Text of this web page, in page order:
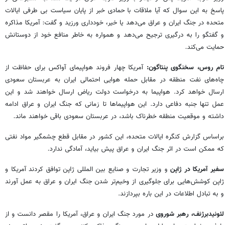
پاسخ به این سوال که آیا ملاقات با حمادی خبر از پایان سیاست بی طرفی ایالات
متحده در جنگ ایران و عراق می‌دهد یا خیر، خودداری ورزید و گفت: آمریکا مذاکره
و گفتگو را به درگیری ترجیح می‌دهد و همواره به خاطر منافع خود از دوستانش
حمایت می‌کند.
تام روس، سخنگوی پنتاگون: آمریکا چهار فروند هواپیمای آواکس برای حفاظت از
چاه‌های نفت منطقه در مقابل حمله هوایی احتمالی ایران به عربستان سعودی
ارسال خواهد کرد. هواپیما به درخواست دولت ریاض ارسال خواهند شد و این
عمل تنها جنبه دفاعی دارد. این هواپیماها تا زمانی که جنگ ایران و عراق ادامه
داشته و موقعیت منطقه خطرناک باشد، در عربستان سعودی باقی خواهند ماند.
براساس گزارش کنگره ایالات متحده، این کشور در مقابل قطع چشمگیر مواد نفتی
که ممکن است در اثر جنگ ایران و عراق پیش بیاید، آمادگی ندارد.
سفیر آمریکا در ژاپنو وزیر تجارت و صنایع بین المللی ژاپن توافق کردند آمریکا و
ژاپن کوشش‌هایی برای جلوگیری از وخیم‌تر شدن جنگ ایران و عراق به عمل آورند
و به تبادل اطلاعات در این باره بپردازند.
لئونیدبرژنف، رهبر شوروی در مورد جنگ ایران و عراق، آمریکا را مقصر دانست و از